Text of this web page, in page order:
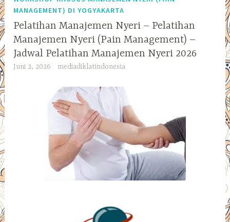
MANAGEMENT) DI YOGYAKARTA
Pelatihan Manajemen Nyeri – Pelatihan
Manajemen Nyeri (Pain Management) –
Jadwal Pelatihan Manajemen Nyeri 2026
Juni 2, 2026 mediadiklatindonesia